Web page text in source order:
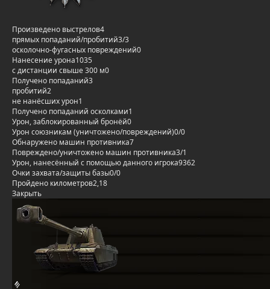
Произведено выстрелов4
прямых попаданий/пробитий3/3
осколочно-фугасных повреждений0
Нанесение урона1035
с дистанции свыше 300 м0
Получено попаданий3
пробитий2
не нанёсших урон1
Получено попаданий осколками1
Урон, заблокированный бронёй0
Урон союзникам (уничтожено/повреждений)0/0
Обнаружено машин противника7
Повреждено/уничтожено машин противника3/1
Урон, нанесённый с помощью данного игрока9362
Очки захвата/защиты базы0/0
Пройдено километров2,18
Закрыть